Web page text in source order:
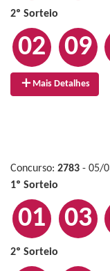
2º Sorteio
02 09
Mais Detalhes
Concurso: 2783 - 05/
1º Sorteio
01 03
2º Sorteio